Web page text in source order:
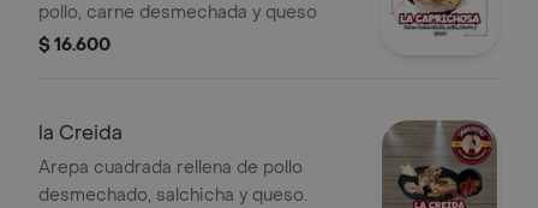
pollo, carne desmechada y queso
$ 16.600
la Creida
Arepa cuadrada rellena de pollo
desmechado, salchicha y queso.